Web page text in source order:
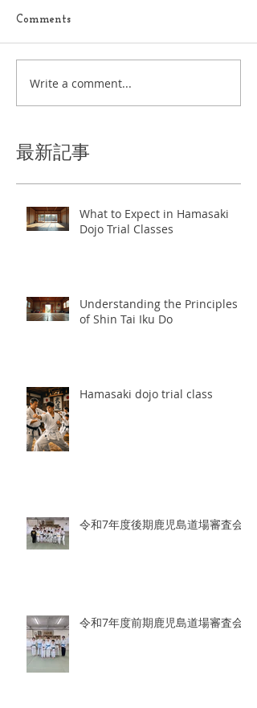
Comments
Write a comment...
最新記事
What to Expect in Hamasaki
Dojo Trial Classes
Understanding the Principles
of Shin Tai Iku Do
Hamasaki dojo trial class
令和7年度後期鹿児島道場審査会
令和7年度前期鹿児島道場審査会